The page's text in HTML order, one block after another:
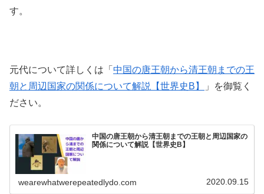
す。
元代について詳しくは「 中国の唐王朝から清王朝までの王
朝と周辺国家の関係について解説【世界史B】
」を御覧く
ださい。
中国の唐王朝から清王朝までの王朝と周辺国家の
関係について解説【世界史B】
wearewhatwerepeatedlydo.com 2020.09.15